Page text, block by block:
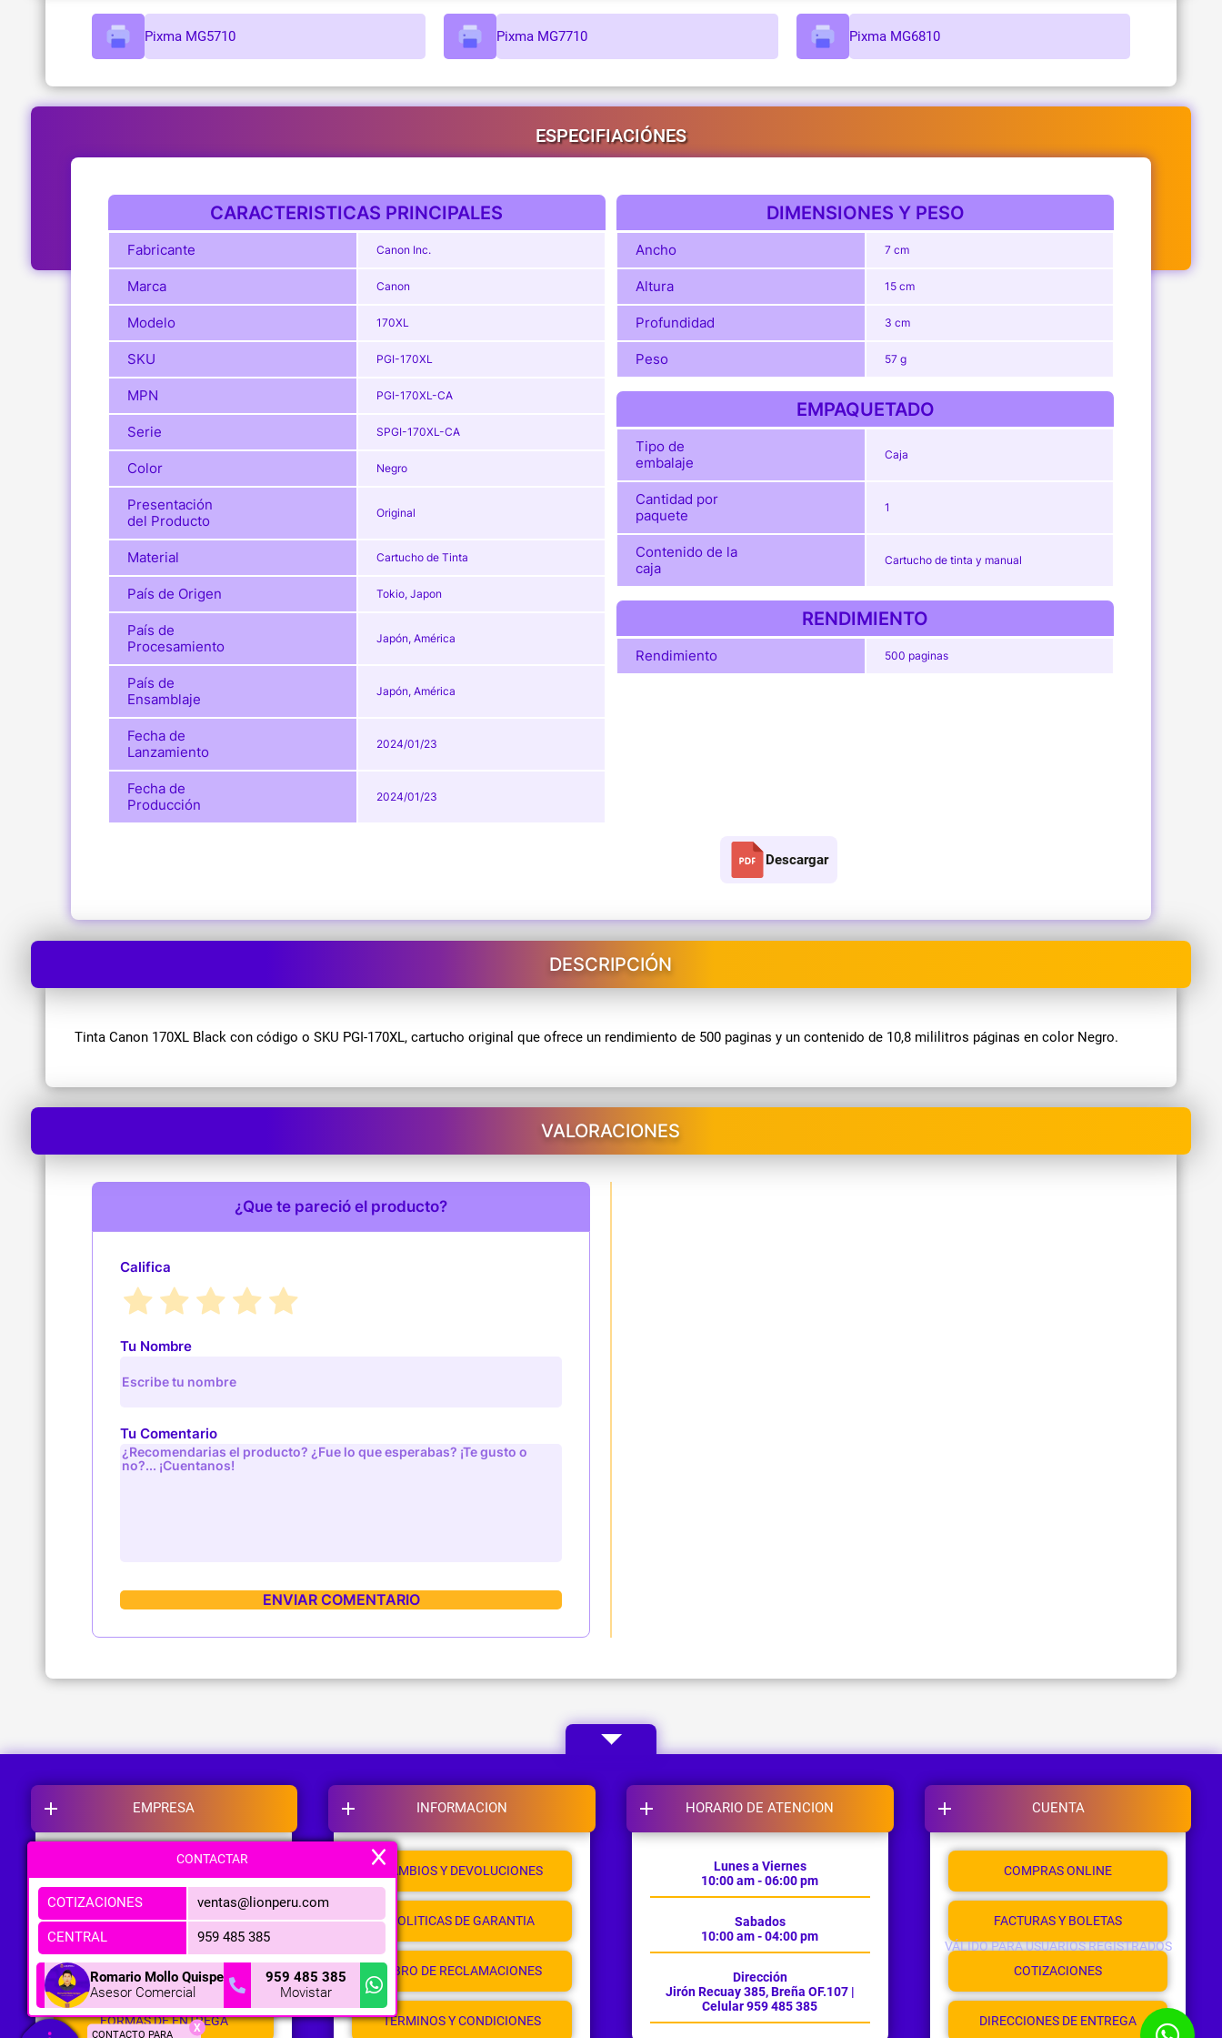
CONTACTAR
COTIZACIONES ventas@lionperu.com
CENTRAL 959 485 385
Romario Mollo Quispe
Asesor Comercial
959 485 385
Movistar
CONTACTO PARA
X
Pixma MG5710 Pixma MG7710 Pixma MG6810
ESPECIFIACIÓNES
CARACTERISTICAS PRINCIPALES
Fabricante Canon Inc.
Marca Canon
Modelo 170XL
SKU PGI-170XL
MPN PGI-170XL-CA
Serie SPGI-170XL-CA
Color Negro
Presentación
del Producto
Original
Material Cartucho de Tinta
País de Origen Tokio, Japon
País de
Procesamiento
Japón, América
País de
Ensamblaje
Japón, América
Fecha de
Lanzamiento
2024/01/23
Fecha de
Producción
2024/01/23
DIMENSIONES Y PESO
Ancho 7 cm
Altura 15 cm
Profundidad 3 cm
Peso 57 g
EMPAQUETADO
Tipo de
embalaje
Caja
Cantidad por
paquete
1
Contenido de la
caja
Cartucho de tinta y manual
RENDIMIENTO
Rendimiento 500 paginas
Descargar
DESCRIPCIÓN
Tinta Canon 170XL Black con código o SKU PGI-170XL, cartucho original que ofrece un rendimiento de 500 paginas y un contenido de 10,8 mililitros páginas en color Negro.
VALORACIONES
¿Que te pareció el producto?
Califica
Tu Nombre
Tu Comentario
EMPRESA
NUESTRAS TIENDAS
METODOS DE PAGO
FORMAS DE ENTREGA
INFORMACION
CAMBIOS Y DEVOLUCIONES
POLITICAS DE GARANTIA
LIBRO DE RECLAMACIONES
TERMINOS Y CONDICIONES
HORARIO DE ATENCION
Lunes a Viernes
10:00 am - 06:00 pm
Sabados
10:00 am - 04:00 pm
Dirección
Jirón Recuay 385, Breña OF.107 |
Celular 959 485 385
CUENTA
VÁLIDO PARA USUARIOS REGISTRADOS
COMPRAS ONLINE
FACTURAS Y BOLETAS
COTIZACIONES
DIRECCIONES DE ENTREGA